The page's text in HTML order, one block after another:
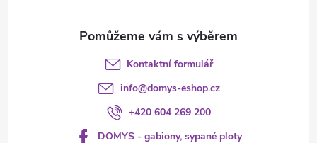
Kontaktní formulář
info@domys-eshop.cz
+420 604 269 200
DOMYS - gabiony, sypané ploty